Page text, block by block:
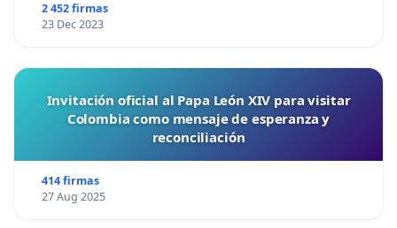
2 452 firmas
23 Dec 2023
Invitación oficial al Papa León XIV para visitar
Colombia como mensaje de esperanza y
reconciliación
414 firmas
27 Aug 2025